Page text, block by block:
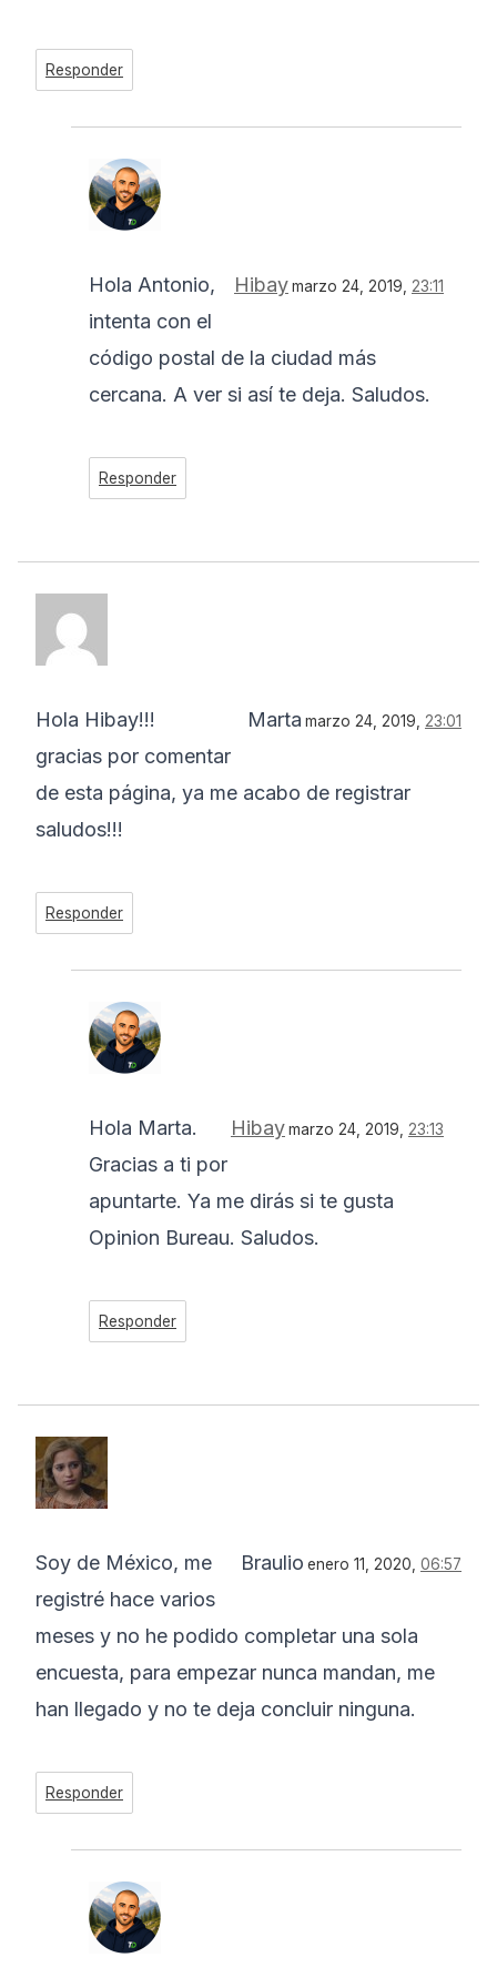
Responder
Hibaymarzo 24, 2019, 23:11
Hola Antonio,
intenta con el
código postal de la ciudad más
cercana. A ver si así te deja. Saludos.
Responder
Marta marzo 24, 2019, 23:01
Hola Hibay!!!
gracias por comentar
de esta página, ya me acabo de registrar
saludos!!!
Responder
Hibaymarzo 24, 2019, 23:13
Hola Marta.
Gracias a ti por
apuntarte. Ya me dirás si te gusta
Opinion Bureau. Saludos.
Responder
Braulio enero 11, 2020, 06:57
Soy de México, me
registré hace varios
meses y no he podido completar una sola
encuesta, para empezar nunca mandan, me
han llegado y no te deja concluir ninguna.
Responder